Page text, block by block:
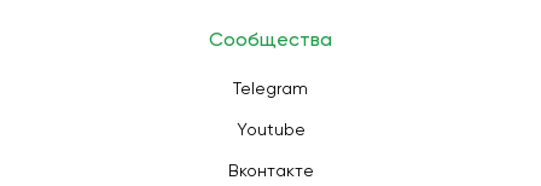
Сообщества
Telegram
Youtube
Вконтакте